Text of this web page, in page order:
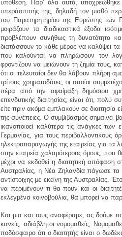
υπόθεση. Παρ’ όλα αυτά,
υπεράσπισής της, δηλαδή τον μισθό
του Παρατηρητηρίου της Ευρώπης των
μοιράζουν τα διαδικαστικά έξοδα
προβλέπουν συνήθως τη δυνατότητα
διατάσσουν το κάθε μέρος να καλύψει
που καλούνται να πληρώσουν τον
φροντίζουν να μειώνουν τη ζημία τους,
ότι οι τελευταίοι δεν θα λάβουν πλήρη
τρίτους χρηματοδότες, οι οποίοι
πέρα από την αφαίμαξη δημόσιου
επενδυτικής διαιτησίας, είναι ότι,
είτε πριν ακόμα εμπλακούν σε διαιτησία
της συνέπειες. Ο συμβιβασμός σημαίνει
ικανοποιοεί καλύτερα τις ανάγκες
Γερμανίας, για τους
ηλεκτροπαραγωγής της εταιρείας για τα
στην εταιρεία χαλαρότερους όρους,
μέχρι να εκδοθεί η διαιτητική
Αυστραλίας, η Νέα Ζηλανδία πάγωσε τα
αντίστοιχης με εκείνη της Αυστραλίας.
να περιμένουν τι θα πουν και οι
εκλεγμένα κοινοβούλια, θα μπορεί να
Και μια και τους αναφέραμε, ας δούμε
κανείς, αδιάβλητοι νομομαθείς;
ποδόσφαιρο ότι ο διαιτητής είναι ο